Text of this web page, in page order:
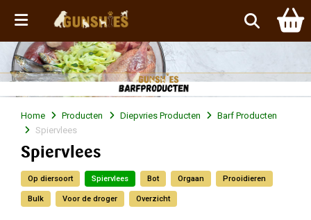
Menu
Home Producten Diepvries Producten
Barf Producten
Spiervlees
Spiervlees
Op diersoort Spiervlees Bot Orgaan Prooidieren
Bulk Voor de droger Overzicht